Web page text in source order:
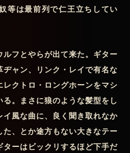
等は最前列で仁王立ちしてい
フとやらが出て来た。ギター
ャン、リンク・レイで有名な
クトロ・ロングホーンをマシ
。まさに狼のような髪型をし
風な曲に、良く聞き取れなか
、とか途方もない大きなテー
ーはビックリするほど下手だ